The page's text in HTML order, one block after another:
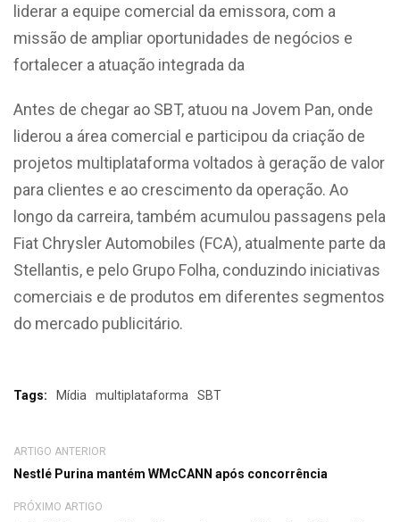
liderar a equipe comercial da emissora, com a
missão de ampliar oportunidades de negócios e
fortalecer a atuação integrada da
Antes de chegar ao SBT, atuou na Jovem Pan, onde
liderou a área comercial e participou da criação de
projetos multiplataforma voltados à geração de valor
para clientes e ao crescimento da operação. Ao
longo da carreira, também acumulou passagens pela
Fiat Chrysler Automobiles (FCA), atualmente parte da
Stellantis, e pelo Grupo Folha, conduzindo iniciativas
comerciais e de produtos em diferentes segmentos
do mercado publicitário.
Tags: Mídia multiplataforma SBT
ARTIGO ANTERIOR
Nestlé Purina mantém WMcCANN após concorrência
PRÓXIMO ARTIGO